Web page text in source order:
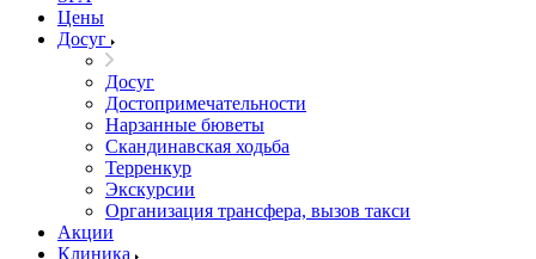
Цены
Досуг
Досуг
Достопримечательности
Нарзанные бюветы
Скандинавская ходьба
Терренкур
Экскурсии
Организация трансфера, вызов такси
Акции
Клиника